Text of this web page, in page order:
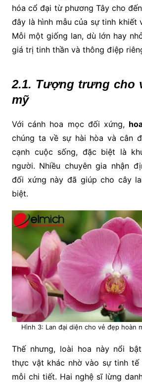
hóa cổ đại từ phương Tây cho
đây là hình mẫu của sự tinh khiết
Mỗi một giống lan, dù lớn hay
giá trị tinh thần và thông điệp
2.1. Tượng trưng cho
mỹ
Với cánh hoa mọc đối xứng,
chúng ta về sự hài hòa và cân
cạnh cuộc sống, đặc biệt là
người. Nhiều chuyên gia nhận
đối xứng này đã giúp cho cây
biệt.
Hình 3: Lan đại diện cho vẻ đẹp hoàn
Thế nhưng, loài hoa này nổi
thực vật khác nhờ vào sự tinh
mỗi chi tiết. Hai nghệ sĩ lừng